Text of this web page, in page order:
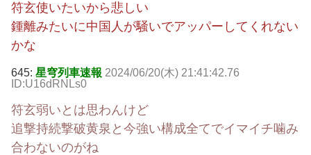
符玄使いたいから悲しい
鍾離みたいに中国人が騒いでアッパーしてくれない
かな
645: 星穹列車速報 2024/06/20(木) 21:41:42.76
ID:U16dRNLs0
符玄弱いとは思わんけど
追撃持続撃破黄泉と今強い構成全てでイマイチ噛み
合わないのがね